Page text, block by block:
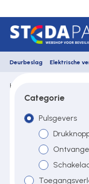
Deurbeslag Elektrische
Elektrische
Hekwerkonderdelen
Home
Optex
Categorie
Pulsgevers